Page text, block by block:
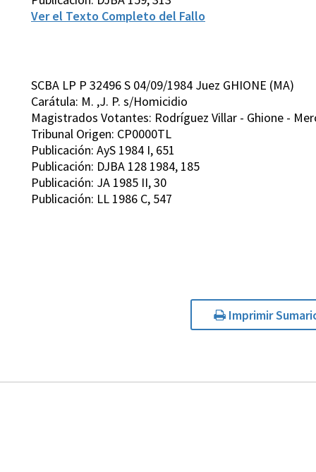
Ver el Texto Completo del Fallo
SCBA LP P 32496 S 04/09/1984 Juez GHIONE (MA)
Carátula: M. ,J. P. s/Homicidio
Magistrados Votantes: Rodríguez Villar - Ghione -
Tribunal Origen: CP0000TL
Publicación: AyS 1984 I, 651
Publicación: DJBA 128 1984, 185
Publicación: JA 1985 II, 30
Publicación: LL 1986 C, 547
Imprimir